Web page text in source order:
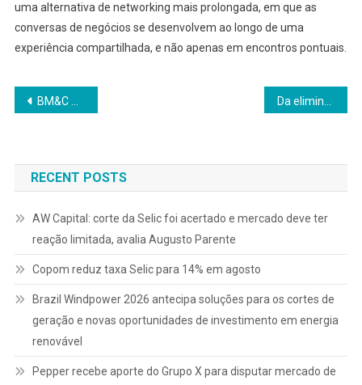
uma alternativa de networking mais prolongada, em que as
conversas de negócios se desenvolvem ao longo de uma
experiência compartilhada, e não apenas em encontros pontuais.
Navegação
Post
BM&C News estreia nos EUA e Canadá em plataforma de streaming gratuita da UVO TV Da eliminação do Brasil às lições para as empresas
RECENT POSTS
AW Capital: corte da Selic foi acertado e mercado deve ter
reação limitada, avalia Augusto Parente
Copom reduz taxa Selic para 14% em agosto
Brazil Windpower 2026 antecipa soluções para os cortes de
geração e novas oportunidades de investimento em energia
renovável
Pepper recebe aporte do Grupo X para disputar mercado de